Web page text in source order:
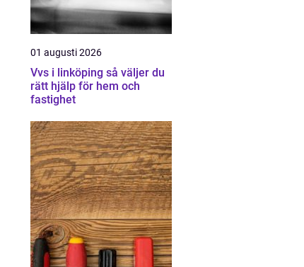
01 augusti 2026
Vvs i linköping så väljer du
rätt hjälp för hem och
fastighet